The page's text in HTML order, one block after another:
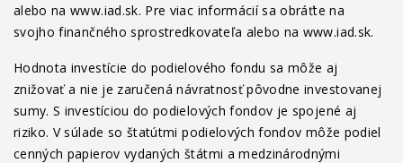
alebo na www.iad.sk. Pre viac informácií sa obráťte na
svojho finančného sprostredkovateľa alebo na www.iad.sk.
Hodnota investície do podielového fondu sa môže aj
znižovať a nie je zaručená návratnosť pôvodne investovanej
sumy. S investíciou do podielových fondov je spojené aj
riziko. V súlade so štatútmi podielových fondov môže podiel
cenných papierov vydaných štátmi a medzinárodnými